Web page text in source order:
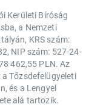
Kerületi Bíróság
a Nemzeti
KRS szám:
NIP szám: 527-24-
462,55 PLN. Az
Tőzsdefelügyeleti
és a Lengyel
alá tartozik.